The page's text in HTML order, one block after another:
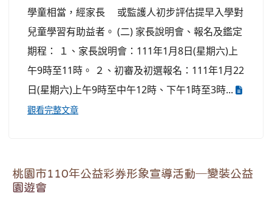
學童相當，經家長 或監護人初步評估提早入學對
兒童學習有助益者。 (二) 家長說明會、報名及鑑定
期程： １、家長說明會：111年1月8日(星期六)上
午9時至11時。 ２、初審及初選報名：111年1月22
日(星期六)上午9時至中午12時、下午1時至3時...
觀看完整文章
桃園市110年公益彩券形象宣導活動─變裝公益
園遊會